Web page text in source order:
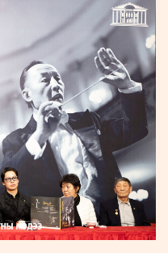
Нэвтрэх
ҮНДЭСНИЙ
МЭДЭЭЛЛИЙН
ТӨВ
ВИДЕО
ZUUNII
MEDEE
WEEKLY